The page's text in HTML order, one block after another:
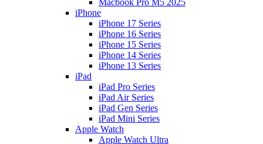
Macbook Pro M5 2025
iPhone
iPhone 17 Series
iPhone 16 Series
iPhone 15 Series
iPhone 14 Series
iPhone 13 Series
iPad
iPad Pro Series
iPad Air Series
iPad Gen Series
iPad Mini Series
Apple Watch
Apple Watch Ultra